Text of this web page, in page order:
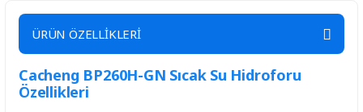
ÜRÜN ÖZELLİKLERİ
Cacheng BP260H-GN Sıcak Su Hidroforu
Özellikleri